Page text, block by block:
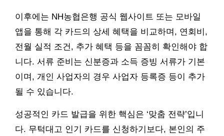
이후에는 NH농협은행 공식 웹사이트 또는 모바일
앱을 통해 각 카드의 상세 혜택을 비교하며, 연회비,
전월 실적 조건, 추가 혜택 등을 꼼꼼히 확인해야 합
니다. 서류 준비는 신분증과 소득 증빙 서류가 기본
이며, 개인 사업자의 경우 사업자 등록증 등이 추가
될 수 있습니다.
성공적인 카드 발급을 위한 핵심은 ‘맞춤 전략’입니
다. 무턱대고 인기 카드를 신청하기보다, 본인의 주